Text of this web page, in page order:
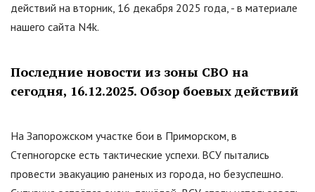
действий на вторник, 16 декабря 2025 года, - в материале
нашего сайта N4k.
Последние новости из зоны СВО на
сегодня, 16.12.2025. Обзор боевых действий
На Запорожском участке бои в Приморском, в
Степногорске есть тактические успехи. ВСУ пытались
провести эвакуацию раненых из города, но безуспешно.